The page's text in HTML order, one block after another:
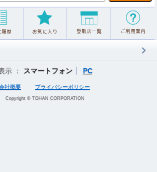
示 ： スマートフォン PC
社概要 プライバシーポリシー
Copyright © TOHAN CORPORATION